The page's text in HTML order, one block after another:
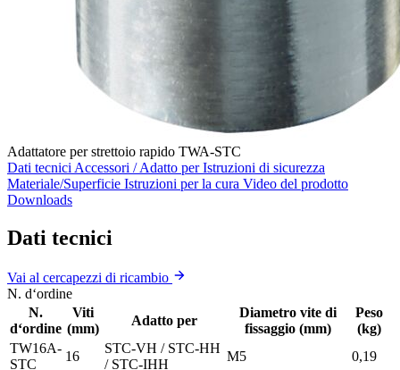
Adattatore per strettoio rapido TWA-STC
Dati tecnici Accessori / Adatto per Istruzioni di sicurezza
Materiale/Superficie Istruzioni per la cura Video del prodotto
Downloads
Dati tecnici
Vai al cercapezzi di ricambio
N. d‘ordine
N.
d‘ordine
Viti
(mm)
Adatto per
Diametro vite di
fissaggio (mm)
Peso
(kg)
TW16A-
STC
16
STC-VH / STC-HH
/ STC-IHH
M5 0,19